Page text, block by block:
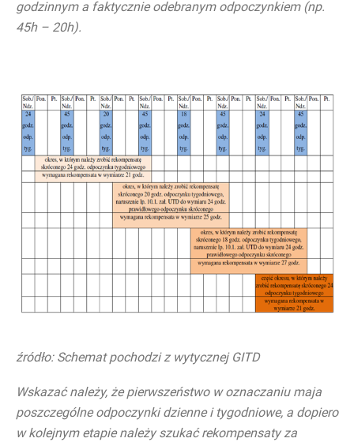
godzinnym a faktycznie odebranym odpoczynkiem (np.
45h – 20h).
źródło: Schemat pochodzi z wytycznej GITD
Wskazać należy, że pierwszeństwo w oznaczaniu maja
poszczególne odpoczynki dzienne i tygodniowe, a dopiero
w kolejnym etapie należy szukać rekompensaty za